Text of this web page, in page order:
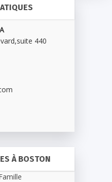
,suite 440
À BOSTON